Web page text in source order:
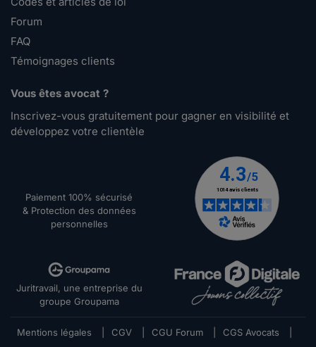
Forum
FAQ
Témoignages clients
Vous êtes avocat ?
Inscrivez-vous gratuitement pour gagner en visibilité et
développez votre clientèle
Paiement 100% sécurisé
& Protection des données
personnelles
Juritravail, une entreprise du
groupe Groupama
Mentions légales CGV CGU Forum CGS Avocats